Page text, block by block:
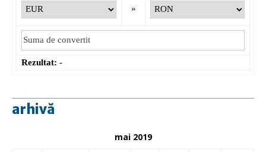
»
Rezultat: -
arhivă
mai 2019